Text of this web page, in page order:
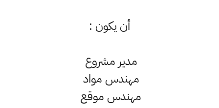
أن يكون :
مدير مشروع
مهندس مواد
مهندس موقع